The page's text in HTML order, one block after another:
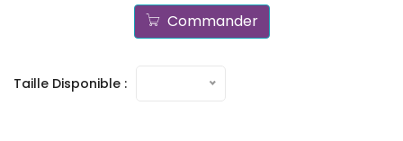
Commander
Taille Disponible :